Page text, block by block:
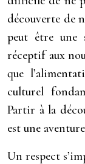
découverte de
peut être une
réceptif aux
que
culturel
Partir à la
est une
Un respect